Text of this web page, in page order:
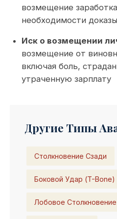
возмещение
необходимости
Иск о возмещении
возмещение от
включая боль,
утраченную зарплату
Другие Типы
Столкновение Сзади
Боковой Удар (T-Bone)
Лобовое Столкновение